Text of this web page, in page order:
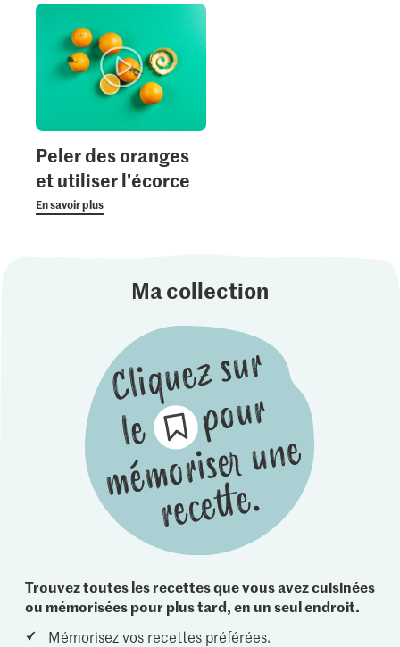
Peler des oranges
et utiliser l'écorce
En savoir plus
Ma collection
Trouvez toutes les recettes que vous avez cuisinées
ou mémorisées pour plus tard, en un seul endroit.
Mémorisez vos recettes préférées.